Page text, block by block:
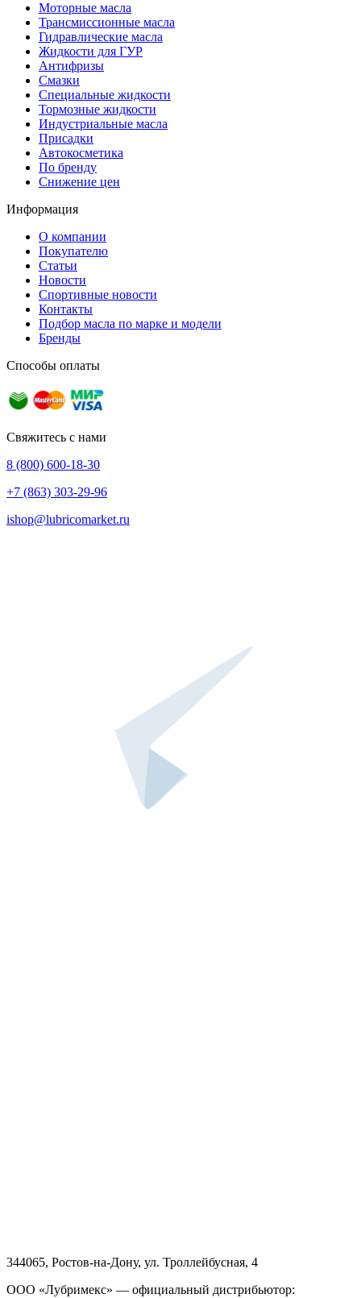
Моторные масла
Трансмиссионные масла
Гидравлические масла
Жидкости для ГУР
Антифризы
Смазки
Специальные жидкости
Тормозные жидкости
Индустриальные масла
Присадки
Автокосметика
По бренду
Снижение цен
Информация
О компании
Покупателю
Статьи
Новости
Спортивные новости
Контакты
Подбор масла по марке и модели
Бренды
Способы оплаты
Свяжитесь с нами
8 (800) 600-18-30
+7 (863) 303-29-96
ishop@lubricomarket.ru
344065, Ростов-на-Дону, ул. Троллейбусная, 4
ООО «Лубримекс» — официальный дистрибьютор: